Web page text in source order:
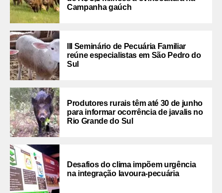
Campanha gaúch
III Seminário de Pecuária Familiar
reúne especialistas em São Pedro do
Sul
Produtores rurais têm até 30 de junho
para informar ocorrência de javalis no
Rio Grande do Sul
Desafios do clima impõem urgência
na integração lavoura-pecuária